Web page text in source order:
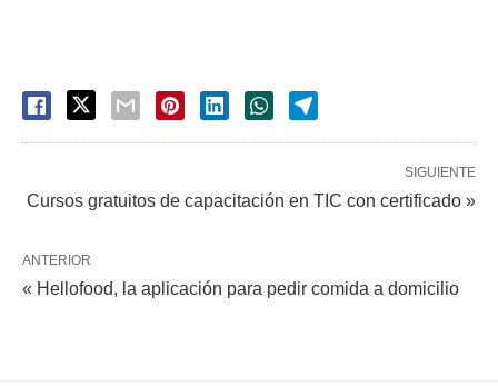
SIGUIENTE
Cursos gratuitos de capacitación en TIC con certificado »
ANTERIOR
« Hellofood, la aplicación para pedir comida a domicilio